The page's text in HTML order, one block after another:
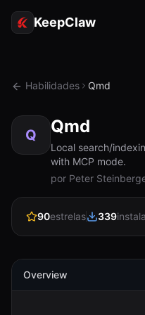
KeepClaw
Acesso ao token
Casos de uso
Preços
RECURSOS
Documentação
Habilidades Qmd
Q Qmd
Local search/
with MCP mode.
por Peter
90estrelas 339instala
Overview